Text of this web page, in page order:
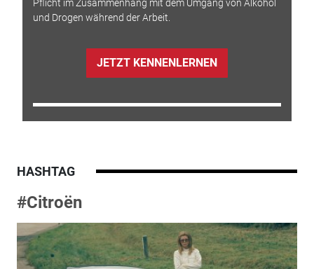
Pflicht im Zusammenhang mit dem Umgang von Alkohol
und Drogen während der Arbeit.
JETZT KENNENLERNEN
HASHTAG
#Citroën